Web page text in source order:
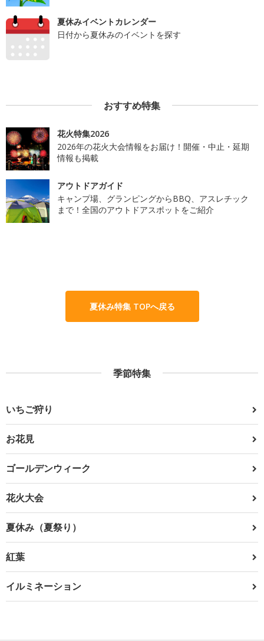
夏休みイベントカレンダー
日付から夏休みのイベントを探す
おすすめ特集
花火特集2026
2026年の花火大会情報をお届け！開催・中止・延期
情報も掲載
アウトドアガイド
キャンプ場、グランピングからBBQ、アスレチック
まで！全国のアウトドアスポットをご紹介
夏休み特集 TOPへ戻る
季節特集
いちご狩り
お花見
ゴールデンウィーク
花火大会
夏休み（夏祭り）
紅葉
イルミネーション